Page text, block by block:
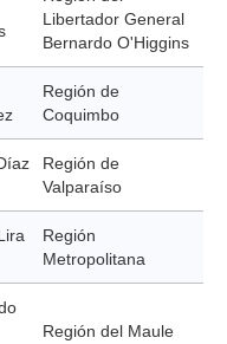
Libertador General
Bernardo O'Higgins
Región de
Coquimbo
Región de
Valparaíso
Región
Metropolitana
Región del Maule